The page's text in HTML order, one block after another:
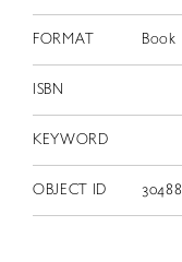
FORMAT Book
ISBN
KEYWORD
OBJECT ID 30488